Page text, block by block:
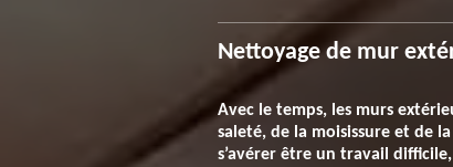
Nettoyage de mur
Avec le temps, les murs
saleté, de la moisissure et de
s’avérer être un travail